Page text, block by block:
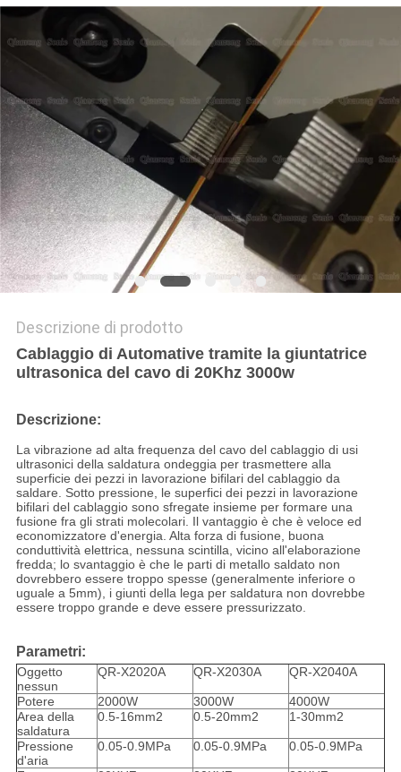
SITO
POLITICA
SULLA
PRIVACY
Descrizione di prodotto
Cablaggio di Automative tramite la giuntatrice
ultrasonica del cavo di 20Khz 3000w
Descrizione:
La vibrazione ad alta frequenza del cavo del cablaggio di usi
ultrasonici della saldatura ondeggia per trasmettere alla
superficie dei pezzi in lavorazione bifilari del cablaggio da
saldare. Sotto pressione, le superfici dei pezzi in lavorazione
bifilari del cablaggio sono sfregate insieme per formare una
fusione fra gli strati molecolari. Il vantaggio è che è veloce ed
economizzatore d'energia. Alta forza di fusione, buona
conduttività elettrica, nessuna scintilla, vicino all'elaborazione
fredda; lo svantaggio è che le parti di metallo saldato non
dovrebbero essere troppo spesse (generalmente inferiore o
uguale a 5mm), i giunti della lega per saldatura non dovrebbe
essere troppo grande e deve essere pressurizzato.
Parametri:
Oggetto
nessun
QR-X2020A QR-X2030A QR-X2040A
Potere 2000W 3000W
4000W
Area della
saldatura
0.5-16mm2 0.5-20mm2 1-30mm2
Pressione
d'aria
0.05-0.9MPa 0.05-0.9MPa 0.05-0.9MPa